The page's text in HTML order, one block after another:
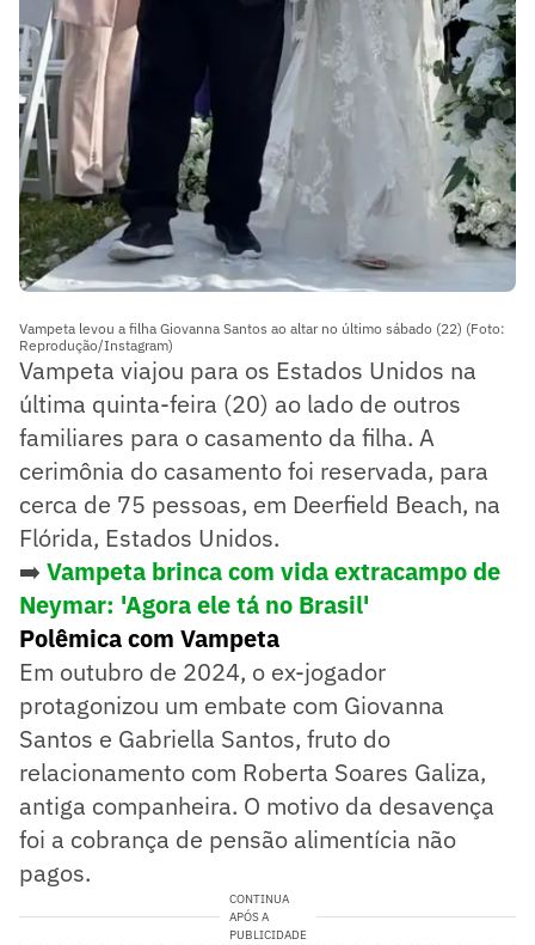
Vampeta levou a filha Giovanna Santos ao altar no último sábado (22) (Foto:
Reprodução/Instagram)
Vampeta viajou para os Estados Unidos na
última quinta-feira (20) ao lado de outros
familiares para o casamento da filha. A
cerimônia do casamento foi reservada, para
cerca de 75 pessoas, em Deerfield Beach, na
Flórida, Estados Unidos.
➡️ Vampeta brinca com vida extracampo de
Neymar: 'Agora ele tá no Brasil'
Polêmica com Vampeta
Em outubro de 2024, o ex-jogador
protagonizou um embate com Giovanna
Santos e Gabriella Santos, fruto do
relacionamento com Roberta Soares Galiza,
antiga companheira. O motivo da desavença
foi a cobrança de pensão alimentícia não
pagos.
CONTINUA
APÓS A
PUBLICIDADE